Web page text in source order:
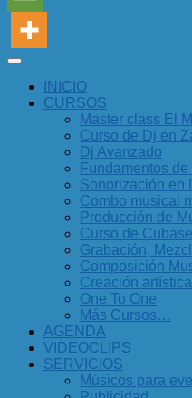
INICIO
CURSOS
Master class El
Curso de Dj en
Dj Avanzado
Fundamentos
Sonorización en
Combo musical
Producción de
Curso de Cubase
Grabación,
Composición
Creación
One To One
Más Cursos…
AGENDA
VIDEOCLIPS
SERVICIOS
Músicos para